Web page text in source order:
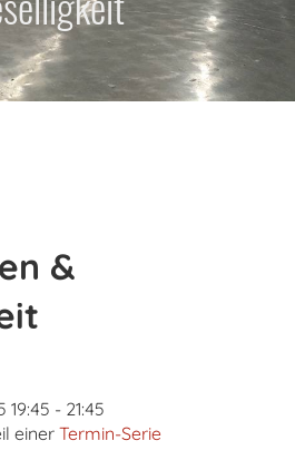
&
- 21:45
einer Termin-Serie